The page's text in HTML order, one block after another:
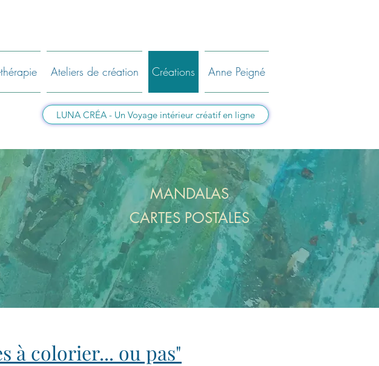
Ateliers de création Créations Anne Peigné
LUNA CRÉA - Un Voyage intérieur créatif en ligne
MANDALAS
CARTES POSTALES
à colorier... ou pas"